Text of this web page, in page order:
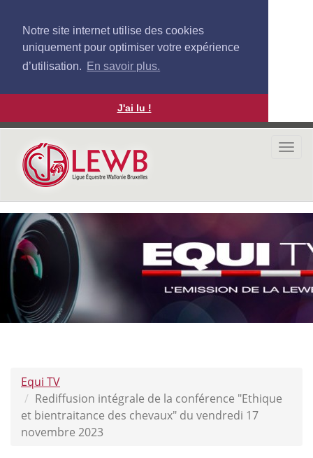
Notre site internet utilise des cookies
uniquement pour optimiser votre expérience
d’utilisation. En savoir plus.
J'ai lu !
Aller
contenu
principal
Equi TV
Rediffusion intégrale de la conférence "Ethique
et bientraitance des chevaux" du vendredi 17
novembre 2023